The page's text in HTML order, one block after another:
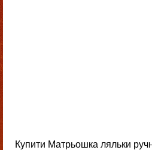
Купити Матрьошка ляльки